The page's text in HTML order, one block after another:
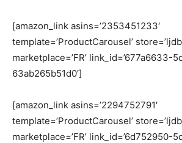
[amazon_link asins=’2353451233′
template=’ProductCarousel’
marketplace=’FR’ link_id=’677a6633-
63ab265b51d0′]
[amazon_link asins=’2294752791′
template=’ProductCarousel’
marketplace=’FR’ link_id=’6d752950-